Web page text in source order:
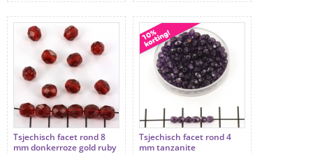
Tsjechisch facet rond 8
mm donkerroze gold ruby
Tsjechisch facet rond 4
mm tanzanite